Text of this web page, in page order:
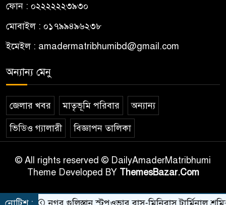
ফোন : ০২২২২২২৩৯৩০
মোবাইল : ০১৭৯৯৪৯৬২৩৮
ইমেইল : amadermatribhumibd@gmail.com
অন্যান্য মেনু
জেলার খবর মাতৃভূমি পরিবার অন্যান্য
ভিডিও গ্যালারী বিজ্ঞাপন তালিকা
© All rights reserved © DailyAmaderMatribhumi
Theme Developed BY ThemesBazar.Com